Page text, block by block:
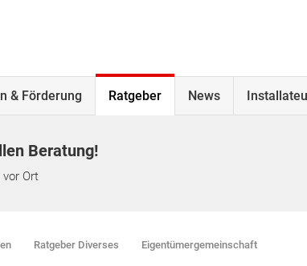
& Förderung Ratgeber News
Beratung!
Ort
Ratgeber Diverses Eigentümergemeinschaft